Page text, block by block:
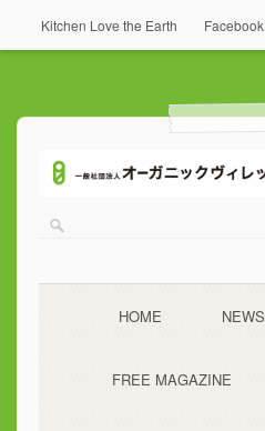
Kitchen Love the Earth Facebook
HOME NEWS
FREE MAGAZINE